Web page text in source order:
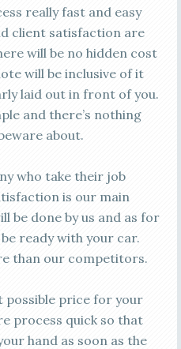
really fast and easy
client satisfaction are
will be no hidden cost
will be inclusive of it
laid out in front of you.
and there’s nothing
about.
who take their job
is our main
be done by us and as for
ready with your car.
than our competitors.
possible price for your
process quick so that
hand as soon as the